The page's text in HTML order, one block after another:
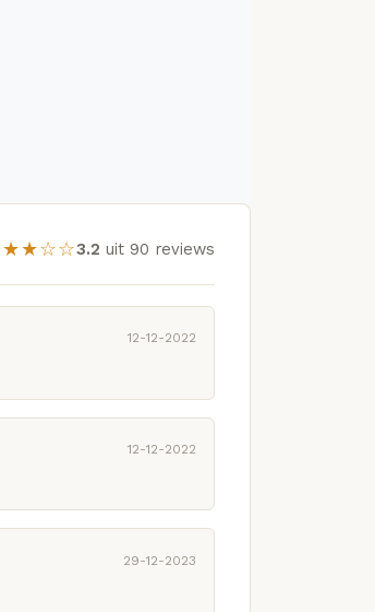
3.2 uit 90 reviews
12-12-2022
12-12-2022
29-12-2023